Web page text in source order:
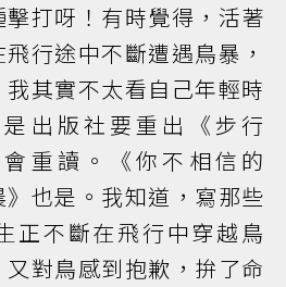
打呀！有時覺得，活著
行途中不斷遭遇鳥暴，
其實不太看自己年輕時
出版社要重出《步行
重讀。《你不相信的
也是。我知道，寫那些
正不斷在飛行中穿越鳥
對鳥感到抱歉，拚了命